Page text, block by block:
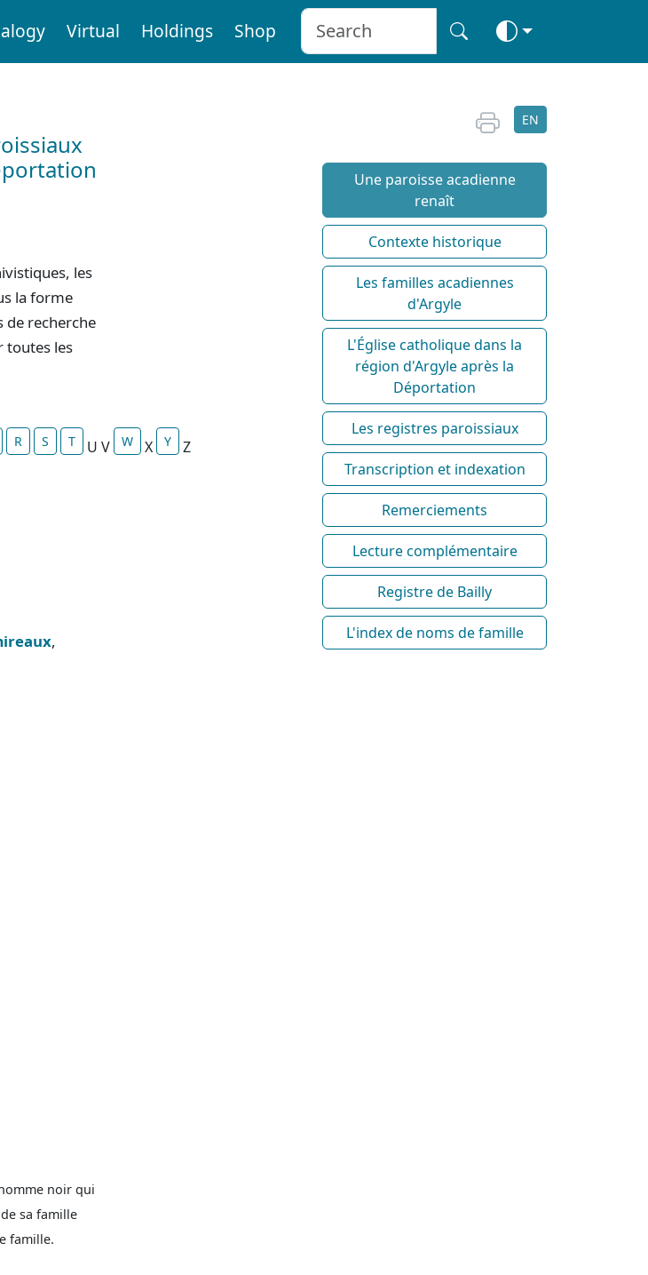
Virtual Holdings Shop
les
la forme
de recherche
toutes les
R S T U V W X Y Z
,
noir qui
sa famille
famille.
EN
Une paroisse acadienne
renaît
Contexte historique
Les familles acadiennes
d'Argyle
L'Église catholique dans la
région d'Argyle après la
Déportation
Les registres paroissiaux
Transcription et indexation
Remerciements
Lecture complémentaire
Registre de Bailly
L'index de noms de famille